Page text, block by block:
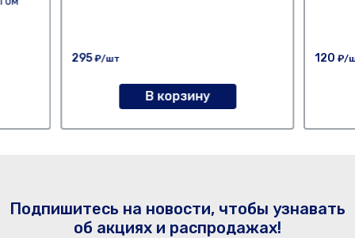
295₽/шт
В корзину
120 ₽/
Подпишитесь на новости, чтобы узнавать
об акциях и распродажах!